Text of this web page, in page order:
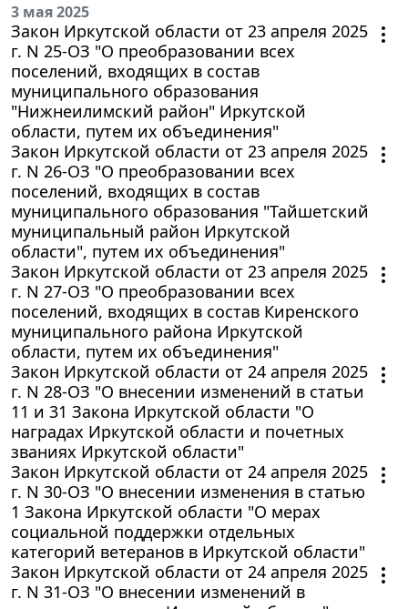
3 мая 2025
Закон Иркутской области от 23 апреля 2025
г. N 25-ОЗ "О преобразовании всех
поселений, входящих в состав
муниципального образования
"Нижнеилимский район" Иркутской
области, путем их объединения"
Закон Иркутской области от 23 апреля 2025
г. N 26-ОЗ "О преобразовании всех
поселений, входящих в состав
муниципального образования "Тайшетский
муниципальный район Иркутской
области", путем их объединения"
Закон Иркутской области от 23 апреля 2025
г. N 27-ОЗ "О преобразовании всех
поселений, входящих в состав Киренского
муниципального района Иркутской
области, путем их объединения"
Закон Иркутской области от 24 апреля 2025
г. N 28-ОЗ "О внесении изменений в статьи
11 и 31 Закона Иркутской области "О
наградах Иркутской области и почетных
званиях Иркутской области"
Закон Иркутской области от 24 апреля 2025
г. N 30-ОЗ "О внесении изменения в статью
1 Закона Иркутской области "О мерах
социальной поддержки отдельных
категорий ветеранов в Иркутской области"
Закон Иркутской области от 24 апреля 2025
г. N 31-ОЗ "О внесении изменений в